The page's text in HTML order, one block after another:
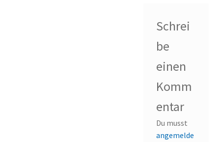
Schrei
be
einen
Komm
entar
Du musst
angemelde